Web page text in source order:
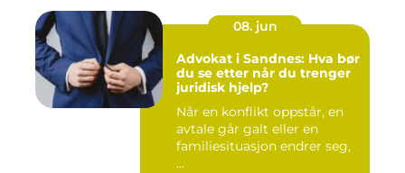
08. jun
Advokat i Sandnes: Hva bør
du se etter når du trenger
juridisk hjelp?
Når en konflikt oppstår, en
avtale går galt eller en
familiesituasjon endrer seg,
...